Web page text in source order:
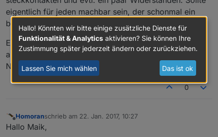
eigentlich für jeden machbar sein, der schonmal ein
bisschen gelötet hat.
EDIT: der teensy LC kostet 10€ weniger. Müsste ich
aber erst testen ob der vernünftig mit dem
Netzwerkmodul läuft
0
Offline
Homoranschrieb am 22. Jan. 2017, 10:27
zuletzt editiert von
Hallo Maik,
Hallo! Könnten wir bitte einige zusätzliche Dienste für
Funktionalität & Analytics aktivieren? Sie können Ihre
Zustimmung später jederzeit ändern oder zurückziehen.
Lassen Sie mich wählen Das ist ok